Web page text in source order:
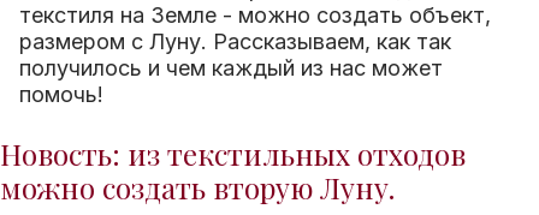
текстиля на Земле - можно создать объект,
размером с Луну. Рассказываем, как так
получилось и чем каждый из нас может
помочь!
Новость: из текстильных отходов
можно создать вторую Луну.